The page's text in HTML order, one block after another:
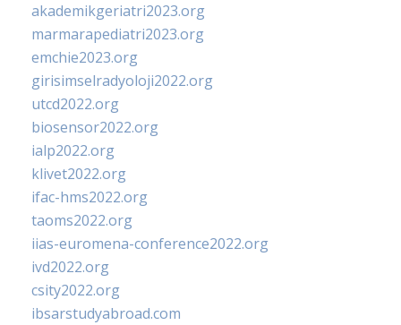
akademikgeriatri2023.org
marmarapediatri2023.org
emchie2023.org
girisimselradyoloji2022.org
utcd2022.org
biosensor2022.org
ialp2022.org
klivet2022.org
ifac-hms2022.org
taoms2022.org
iias-euromena-conference2022.org
ivd2022.org
csity2022.org
ibsarstudyabroad.com